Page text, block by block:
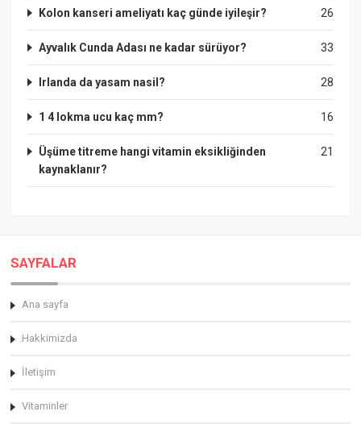
26
Kolon kanseri ameliyatı kaç günde iyileşir?
33
Ayvalık Cunda Adası ne kadar sürüyor?
28
Irlanda da yasam nasil?
16
1 4 lokma ucu kaç mm?
21
Üşüme titreme hangi vitamin eksikliğinden
kaynaklanır?
SAYFALAR
Ana sayfa
Hakkimizda
İletişim
Vitaminler